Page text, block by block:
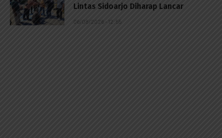
Lintas Sidoarjo Diharap Lancar
06/08/2026 - 12:55